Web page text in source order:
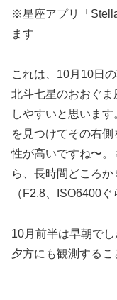
※星座アプリ「
ます
これは、10月10日
北斗七星のおおぐ
しやすいと思いま
を見つけてその右
性が高いですね〜
ら、長時間どころか
（F2.8、ISO6400ぐ
10月前半は早朝で
夕方にも観測するこ